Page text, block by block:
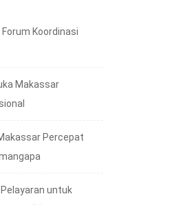
Koordinasi
Makassar
Percepat
untuk